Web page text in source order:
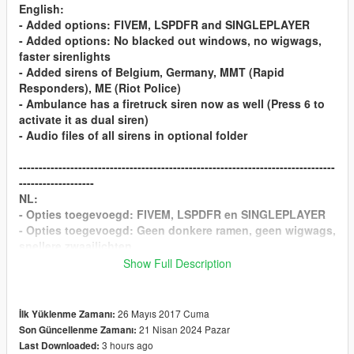
English:
- Added options: FIVEM, LSPDFR and SINGLEPLAYER
- Added options: No blacked out windows, no wigwags,
faster sirenlights
- Added sirens of Belgium, Germany, MMT (Rapid
Responders), ME (Riot Police)
- Ambulance has a firetruck siren now as well (Press 6 to
activate it as dual siren)
- Audio files of all sirens in optional folder
--------------------------------------------------------------------------------
-------------------
NL:
- Opties toegevoegd: FIVEM, LSPDFR en SINGLEPLAYER
- Opties toegevoegd: Geen donkere ramen, geen wigwags,
- Sirenes toegevoegd van Belgie, Duitsland, MMT, Mobiele
6 om te activeren)
- Audio files van alle sirenes in optional map
Show Full Description
İlk Yüklenme Zamanı: 26 Mayıs 2017 Cuma
Son Güncellenme Zamanı: 21 Nisan 2024 Pazar
Last Downloaded: 3 hours ago